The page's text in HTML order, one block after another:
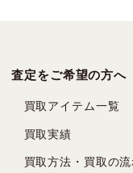
査定をご希望の方へ
買取アイテム一覧
買取実績
買取方法・買取の流